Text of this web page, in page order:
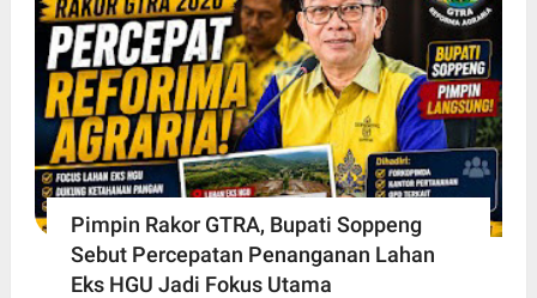
Pimpin Rakor GTRA, Bupati Soppeng
Sebut Percepatan Penanganan Lahan
Eks HGU Jadi Fokus Utama